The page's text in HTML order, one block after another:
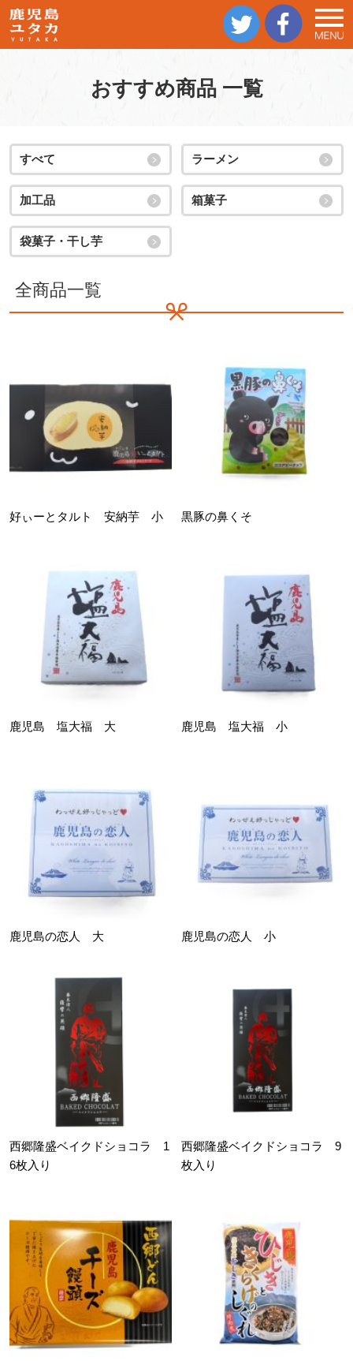
おすすめ商品 一覧
すべて ラーメン
加工品 箱菓子
袋菓子・干し芋
全商品一覧
好ぃーとタルト 安納芋 小 黒豚の鼻くそ
鹿児島 塩大福 大 鹿児島 塩大福 小
鹿児島の恋人 大 鹿児島の恋人 小
西郷隆盛ベイクドショコラ 1
6枚入り
西郷隆盛ベイクドショコラ 9
枚入り